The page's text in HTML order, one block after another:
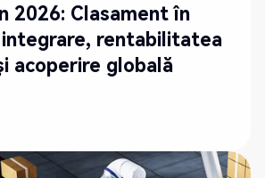
2026: Clasament în
rentabilitatea
acoperire globală